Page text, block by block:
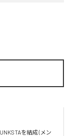
を結成 (メン